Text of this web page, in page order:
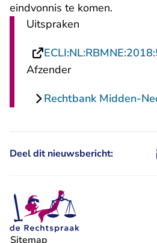
eindvonnis te komen.
Uitspraken
Afzender
Rechtbank Midden-
Deel dit nieuwsbericht: Deel
Sitemap